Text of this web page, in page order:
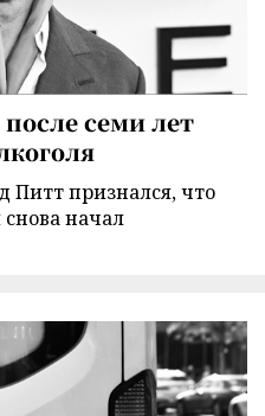
семи лет
Питт признался, что
снова начал